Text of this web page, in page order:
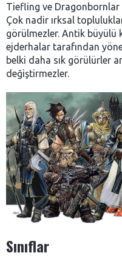
Tiefling ve Dragonbornlar
Çok nadir ırksal
görülmezler. Antik büyülü
ejderhalar tarafından
belki daha sık görülürler
değiştirmezler.
Sınıflar